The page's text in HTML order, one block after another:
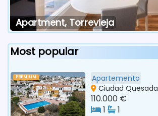
Apartment, Torrevieja
Most popular
PREMIUM
Apartemento
Ciudad Quesada
110.000 €
1
1